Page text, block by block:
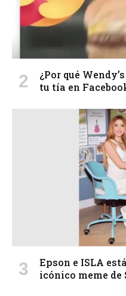
¿Por qué
tu tía en
Epson e ISLA
icónico meme de